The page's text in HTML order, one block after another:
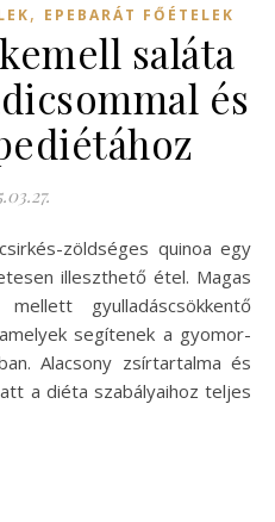
, EPEBARÁT FŐÉTELEK
saláta
és
illeszthető étel. Magas
gyulladáscsökkentő
segítenek a gyomor-
Alacsony zsírtartalma és
a diéta szabályaihoz teljes